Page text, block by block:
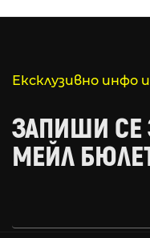
Ексклузивно инфо
ЗАПИШИ СЕ
МЕЙЛ